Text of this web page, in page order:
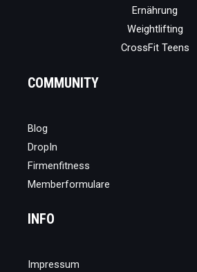
Ernährung
Weightlifting
CrossFit Teens
COMMUNITY
Blog
DropIn
Firmenfitness
Memberformulare
INFO
Impressum